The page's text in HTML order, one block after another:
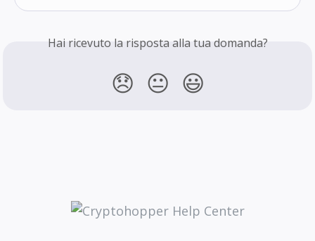
Hai ricevuto la risposta alla tua domanda?
😞 😐 😃